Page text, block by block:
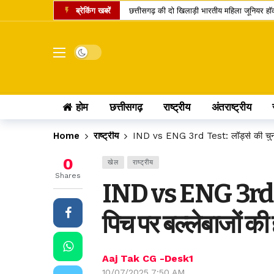
ब्रेकिंग खबरें छत्तीसगढ़ की दो खिलाड़ी भारतीय महिला जूनियर
UPI पेमेंट पर लगेगा चार्ज? लोकसभा में पास
अतीक अहमद का एक और चिराग बुझा, छोटे बेटे
चंद्र ग्रहण 2026: क्या रक्षाबंधन के दिन भारत में
आत्मानंद स्कूलों में शिक्षक भर्ती का बदला तरीका, अब
पीएससी भर्ती घोटाला: पूर्व सचिव जीवन किशोर
Dark mode
होम छत्तीसगढ़ राष्ट्रीय अंतराष्ट्रीय
Home राष्ट्रीय IND vs ENG 3rd Test: लॉर्ड्स की
खेल राष्ट्रीय
IND vs ENG 3rd
पिच पर बल्लेबाजों की
Aaj Tak CG -Desk1
0
Shares